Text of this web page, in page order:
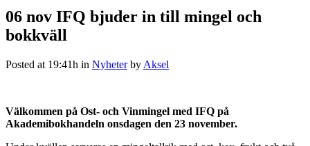
06 nov IFQ bjuder in till mingel och
bokkväll
Posted at 19:41h in Nyheter by Aksel
Välkommen på Ost- och Vinmingel med IFQ på
Akademibokhandeln onsdagen den 23 november.